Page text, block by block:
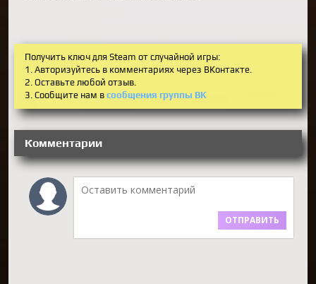
Получить ключ для Steam от случайной игры:
1. Авторизуйтесь в комментариях через ВКонтакте.
2. Оставьте любой отзыв.
3. Сообщите нам в сообщения группы ВК
Комментарии
ОТПРАВИТЬ